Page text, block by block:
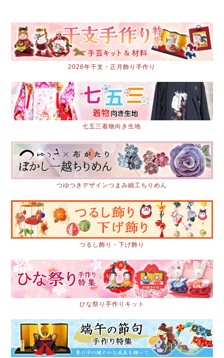
2026年干支・正月飾り手作り
七五三着物向き生地
つゆつきデザインつまみ細工ちりめん
つるし飾り・下げ飾り
ひな祭り手作りキット